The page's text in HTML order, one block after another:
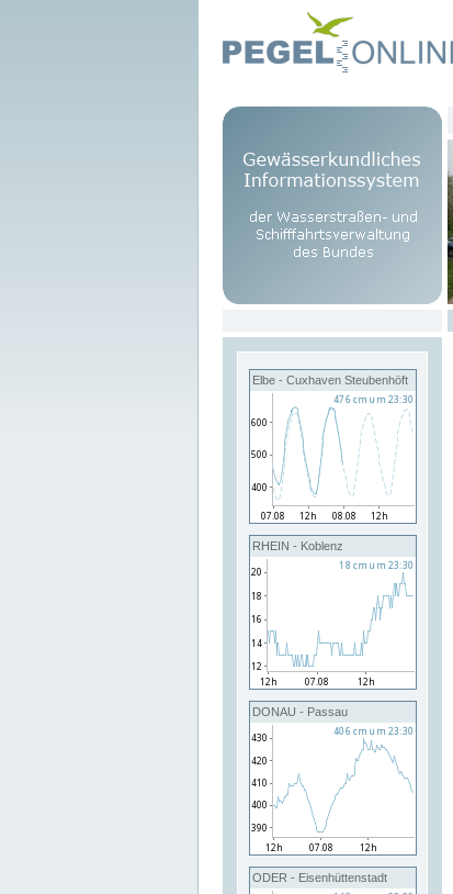
Elbe - Cuxhaven Steubenhöft
RHEIN - Koblenz
DONAU - Passau
ODER - Eisenhüttenstadt